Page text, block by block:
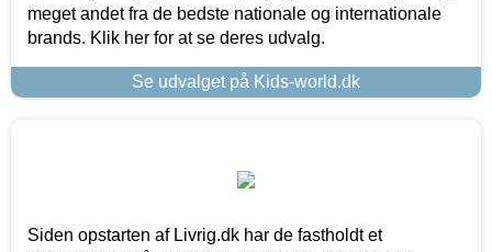
meget andet fra de bedste nationale og internationale
brands. Klik her for at se deres udvalg.
Se udvalget på Kids-world.dk
Siden opstarten af Livrig.dk har de fastholdt et